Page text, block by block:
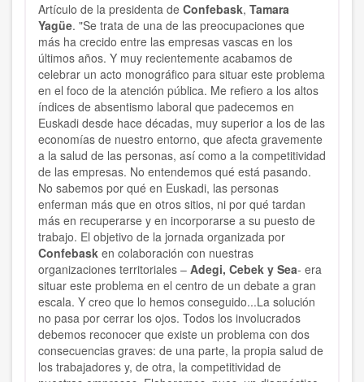
Artículo de la presidenta de Confebask, Tamara
Yagüe. "Se trata de una de las preocupaciones que
más ha crecido entre las empresas vascas en los
últimos años. Y muy recientemente acabamos de
celebrar un acto monográfico para situar este problema
en el foco de la atención pública. Me refiero a los altos
índices de absentismo laboral que padecemos en
Euskadi desde hace décadas, muy superior a los de las
economías de nuestro entorno, que afecta gravemente
a la salud de las personas, así como a la competitividad
de las empresas. No entendemos qué está pasando.
No sabemos por qué en Euskadi, las personas
enferman más que en otros sitios, ni por qué tardan
más en recuperarse y en incorporarse a su puesto de
trabajo. El objetivo de la jornada organizada por
Confebask en colaboración con nuestras
organizaciones territoriales – Adegi, Cebek y Sea- era
situar este problema en el centro de un debate a gran
escala. Y creo que lo hemos conseguido...La solución
no pasa por cerrar los ojos. Todos los involucrados
debemos reconocer que existe un problema con dos
consecuencias graves: de una parte, la propia salud de
los trabajadores y, de otra, la competitividad de